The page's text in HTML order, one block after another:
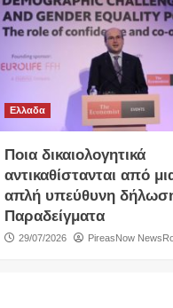
Ελλαδα
Ποια δικαιολογητικά
αντικαθίστανται από
απλή υπεύθυνη
Παραδείγματα
29/07/2026 PireasNow